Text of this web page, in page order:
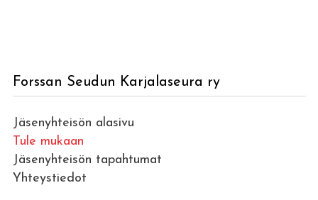
Forssan Seudun Karjalaseura ry
Jäsenyhteisön alasivu
Tule mukaan
Jäsenyhteisön tapahtumat
Yhteystiedot